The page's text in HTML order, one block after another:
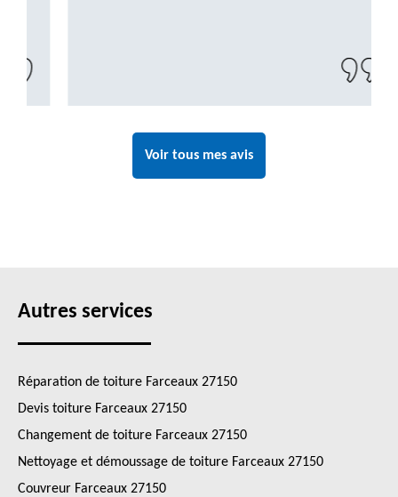
Voir tous mes avis
Autres services
Réparation de toiture Farceaux 27150
Devis toiture Farceaux 27150
Changement de toiture Farceaux 27150
Nettoyage et démoussage de toiture Farceaux 27150
Couvreur Farceaux 27150